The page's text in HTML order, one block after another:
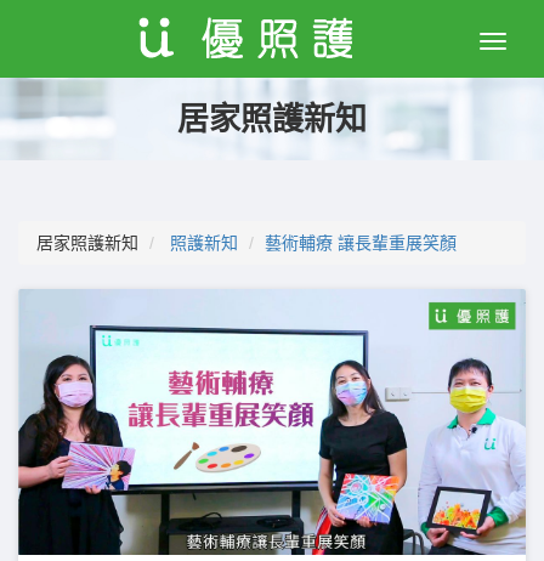
Toggle
居家照護新知
居家照護新知 照護新知 藝術輔療 讓長輩重展笑顏